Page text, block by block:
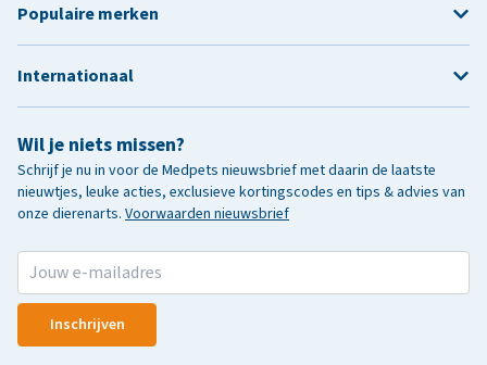
Wil je niets missen?
Schrijf je nu in voor de Medpets nieuwsbrief met daarin de laatste
nieuwtjes, leuke acties, exclusieve kortingscodes en tips & advies van
onze dierenarts. Voorwaarden nieuwsbrief
Inschrijven
Populaire merken
Internationaal